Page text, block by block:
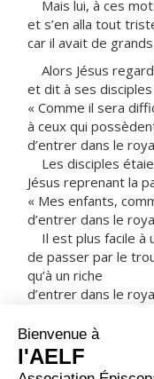
Mais lui, à ces
et s’en alla tout
car il avait de
Alors Jésus
et dit à ses disciples
« Comme il sera
à ceux qui
d’entrer dans le
Les disciples
Jésus reprenant la
« Mes enfants,
d’entrer dans le
Il est plus facile à
de passer par le
qu’à un riche
d’entrer dans le
les disciples se
« Mais alors, qui
Jésus les regarde